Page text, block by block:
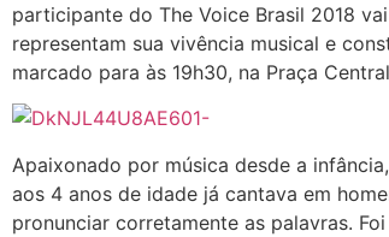
participante do The Voice Brasil 2018
representam sua vivência musical e
marcado para às 19h30, na Praça Central
Apaixonado por música desde a
aos 4 anos de idade já cantava em
pronunciar corretamente as palavras.